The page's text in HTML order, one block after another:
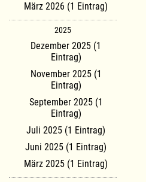
März 2026 (1 Eintrag)
2025
Dezember 2025 (1
Eintrag)
November 2025 (1
Eintrag)
September 2025 (1
Eintrag)
Juli 2025 (1 Eintrag)
Juni 2025 (1 Eintrag)
März 2025 (1 Eintrag)